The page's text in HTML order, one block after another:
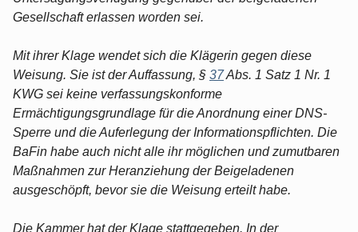
Gesellschaft erlassen worden sei.
Mit ihrer Klage wendet sich die Klägerin gegen diese
Weisung. Sie ist der Auffassung, § 37Abs. 1 Satz 1 Nr. 1
KWG sei keine verfassungskonforme
Ermächtigungsgrundlage für die Anordnung einer DNS-
Sperre und die Auferlegung der Informationspflichten. Die
BaFin habe auch nicht alle ihr möglichen und zumutbaren
Maßnahmen zur Heranziehung der Beigeladenen
ausgeschöpft, bevor sie die Weisung erteilt habe.
Die Kammer hat der Klage stattgegeben. In der